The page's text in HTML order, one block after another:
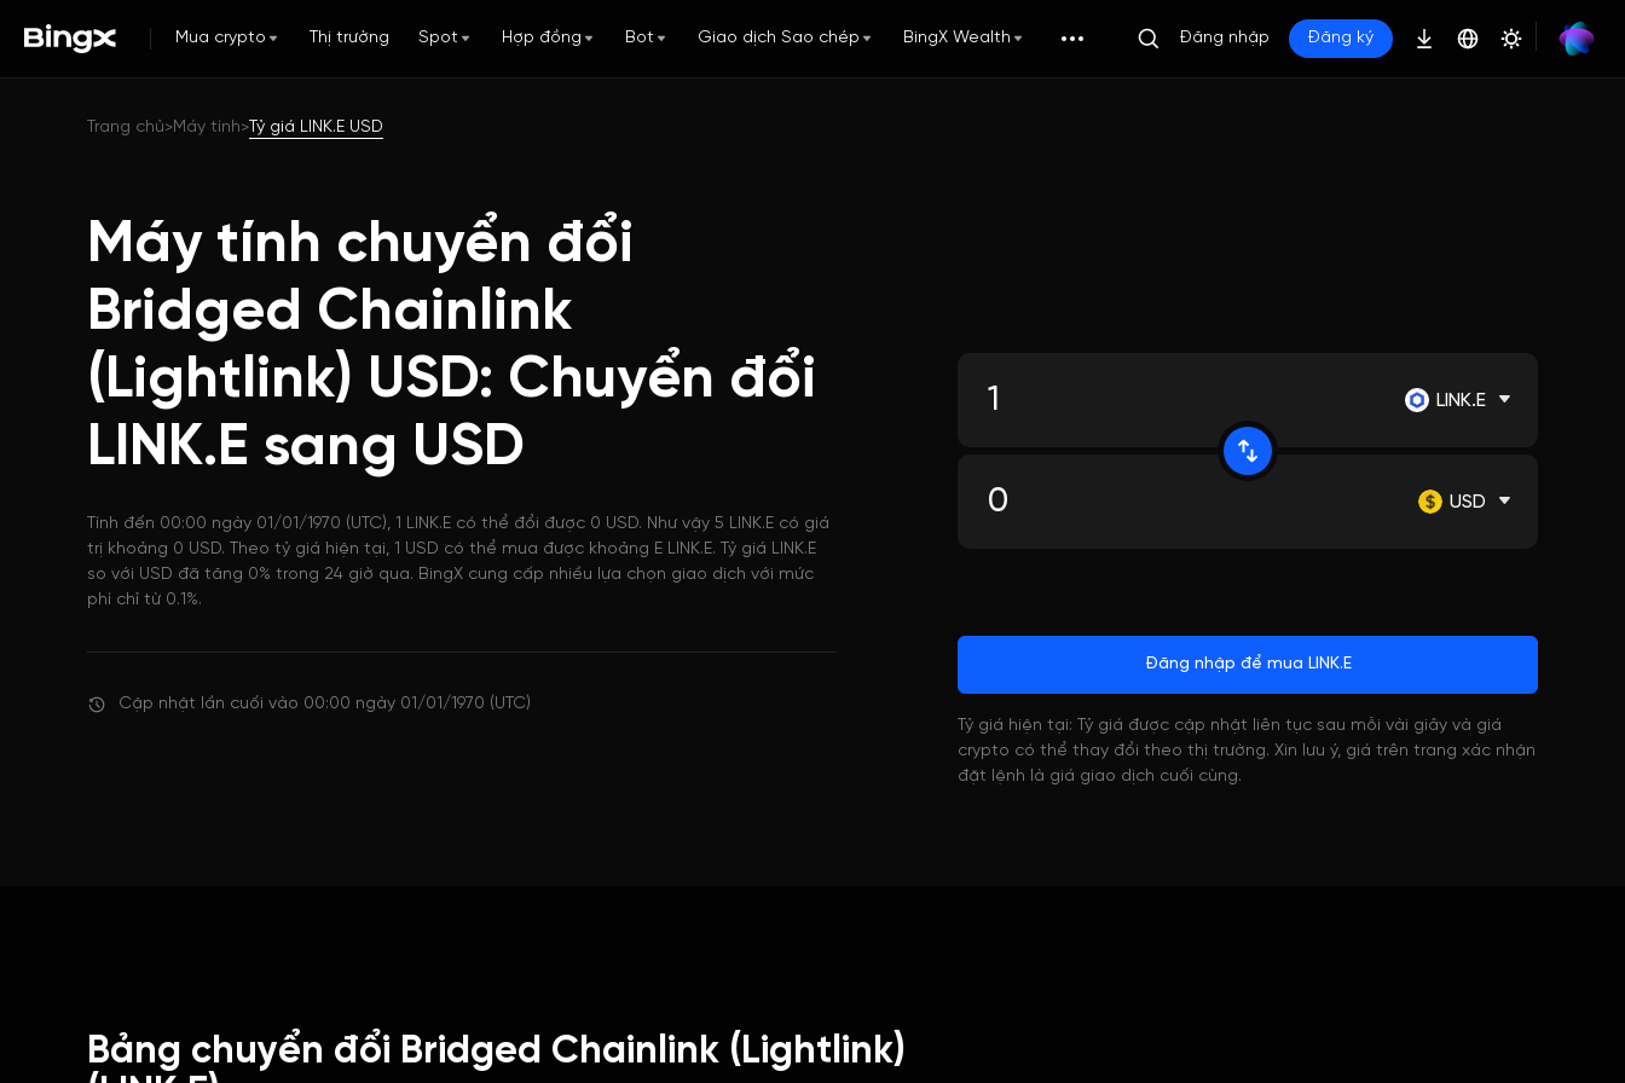
Mua crypto Thị trường Spot Hợp đồng Bot Giao dịch Sao chép BingX Wealth Đăng nhập Đăng ký
Trang chủ>Máy tính> Tỷ giá LINK.E USD
Máy tính chuyển đổi
Bridged Chainlink
(Lightlink) USD: Chuyển đổi
LINK.E sang USD
Tính đến 00:00 ngày 01/01/1970 (UTC), 1 LINK.E có thể đổi được 0 USD. Như vậy 5 LINK.E có giá
trị khoảng 0 USD. Theo tỷ giá hiện tại, 1 USD có thể mua được khoảng E LINK.E. Tỷ giá LINK.E
so với USD đã tăng 0% trong 24 giờ qua. BingX cung cấp nhiều lựa chọn giao dịch với mức
phí chỉ từ 0.1%.
Cập nhật lần cuối vào 00:00 ngày 01/01/1970 (UTC)
LINK.E
USD
Đăng nhập để mua LINK.E
Tỷ giá hiện tại: Tỷ giá được cập nhật liên tục sau mỗi vài giây và giá
crypto có thể thay đổi theo thị trường. Xin lưu ý, giá trên trang xác nhận
đặt lệnh là giá giao dịch cuối cùng.
Bảng chuyển đổi Bridged Chainlink (Lightlink)